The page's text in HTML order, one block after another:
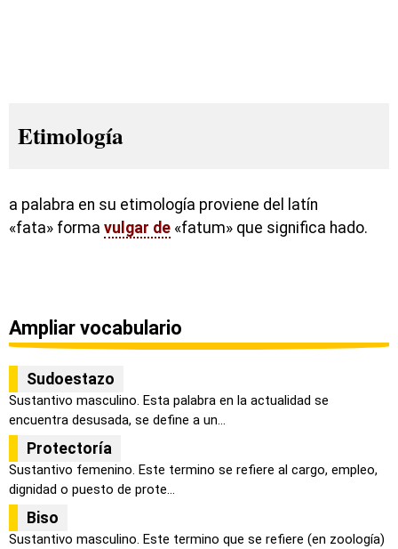
Etimología
a palabra en su etimología proviene del latín
«fata» forma vulgar de «fatum» que significa hado.
Ampliar vocabulario
Sudoestazo
Sustantivo masculino. Esta palabra en la actualidad se
encuentra desusada, se define a un...
Protectoría
Sustantivo femenino. Este termino se refiere al cargo, empleo,
dignidad o puesto de prote...
Biso
Sustantivo masculino. Este termino que se refiere (en zoología)